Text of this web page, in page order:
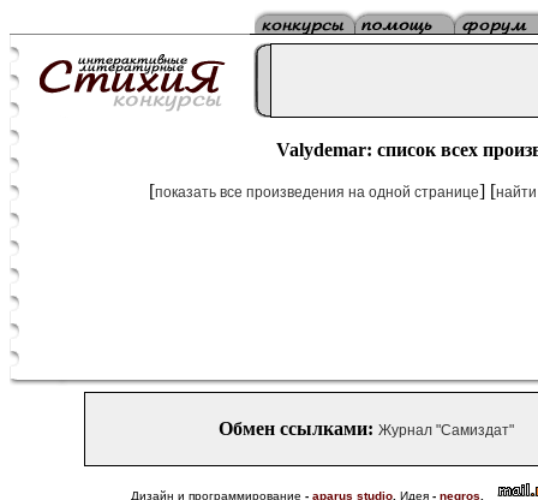
Valydemar: список всех
[показать все произведения на одной странице] [
Обмен ссылками: Журнал "Самиздат"
Дизайн и программирование - aparus studio. Идея- negros